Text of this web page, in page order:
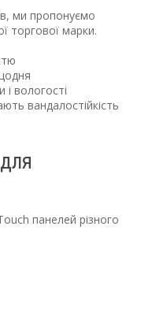
ми пропонуємо
торгової марки.
і вологості
вандалостійкість
панелей різного